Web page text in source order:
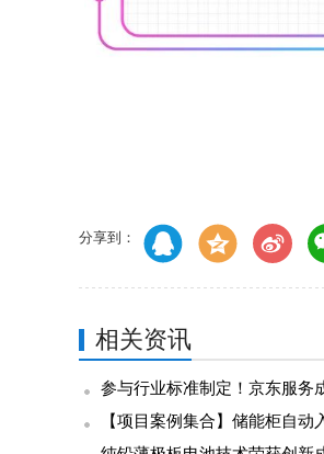
分享到：
相关资讯
【项目案例集合】储能柜自动